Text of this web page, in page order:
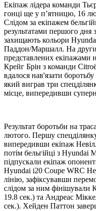
Екіпаж лідера команди
гонці ще у п’ятницю, 16
Слідом за екіпажем
результатами першого дня
захищають кольори
Паддон/Маршалл. На
представлених екіпажами
Крейг Брін з команди
вдалося нав'язати
який виграв три
місце, випередивши
Результат боротьби на
лютого. Першу
випередивши екіпаж
потім бельгійці з Hyundai
підпускали екіпаж
Hyundai i20 Coupe WRC
лінію, зафіксувавши
слідом за ним фінішували
19.8 сек.) та Андреас
сек.). Хейден Паттон